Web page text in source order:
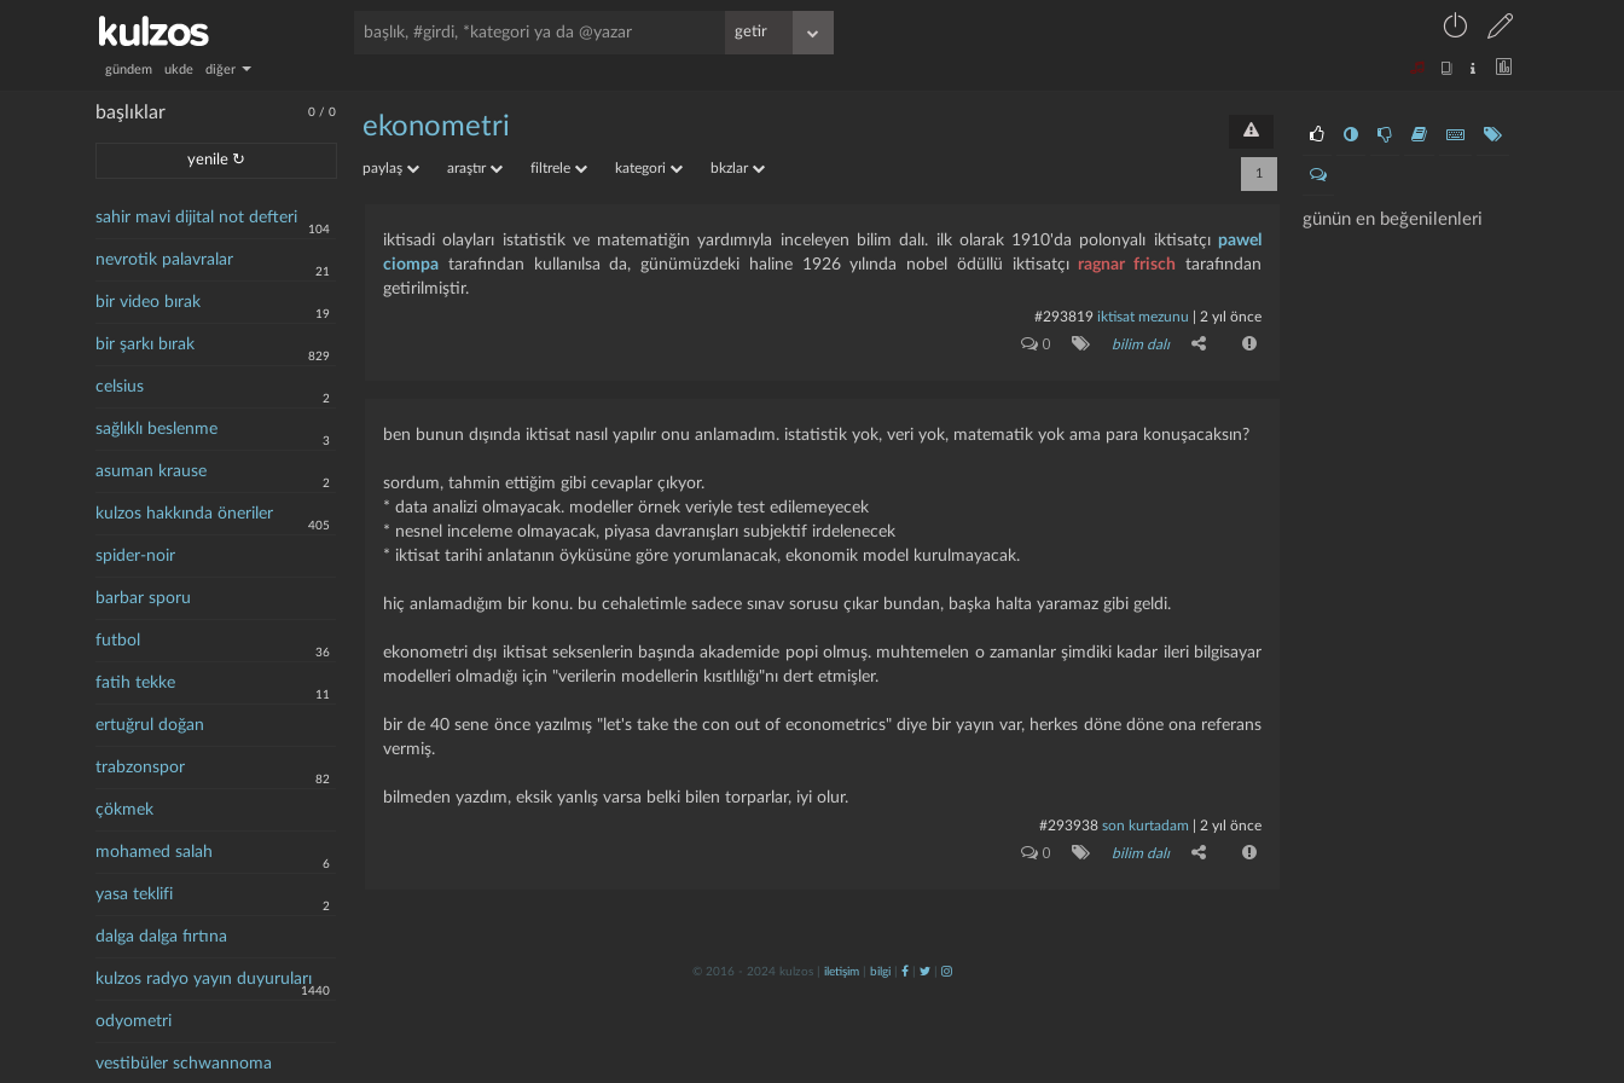
gündem ukde diğer
0 /0
başlıklar
yenile ↻
sahir mavi dijital not defteri
104
nevrotik palavralar
21
bir video bırak
19
bir şarkı bırak
829
celsius
2
sağlıklı beslenme
3
asuman krause
2
kulzos hakkında öneriler
405
spider-noir
barbar sporu
futbol
36
fatih tekke
11
ertuğrul doğan
trabzonspor
82
çökmek
mohamed salah
6
yasa teklifi
2
dalga dalga fırtına
kulzos radyo yayın duyuruları
1440
odyometri
vestibüler schwannoma
günün en beğenilenleri
ekonometri
paylaş araştır filtrele kategori bkzlar 1
iktisadi olayları i̇statistik ve matematiğin yardımıyla inceleyen bilim dalı. ilk olarak 1910'da polonyalı iktisatçı pawel
ciompa tarafından kullanılsa da, günümüzdeki haline 1926 yılında nobel ödüllü iktisatçı ragnar frisch tarafından
getirilmiştir.
#293819 iktisat mezunu 2 yıl önce
0 bilim dalı
ben bunun dışında iktisat nasıl yapılır onu anlamadım. i̇statistik yok, veri yok, matematik yok ama para konuşacaksın?
sordum, tahmin ettiğim gibi cevaplar çıkyor.
* data analizi olmayacak. modeller örnek veriyle test edilemeyecek
* nesnel inceleme olmayacak, piyasa davranışları subjektif irdelenecek
* iktisat tarihi anlatanın öyküsüne göre yorumlanacak, ekonomik model kurulmayacak.
hiç anlamadığım bir konu. bu cehaletimle sadece sınav sorusu çıkar bundan, başka halta yaramaz gibi geldi.
ekonometri dışı iktisat seksenlerin başında akademide popi olmuş. muhtemelen o zamanlar şimdiki kadar ileri bilgisayar
modelleri olmadığı için "verilerin modellerin kısıtlılığı"nı dert etmişler.
bir de 40 sene önce yazılmış "let's take the con out of econometrics" diye bir yayın var, herkes döne döne ona referans
vermiş.
bilmeden yazdım, eksik yanlış varsa belki bilen torparlar, iyi olur.
#293938 son kurtadam 2 yıl önce
0 bilim dalı
© 2016 - 2024 kulzos | iletişim bilgi